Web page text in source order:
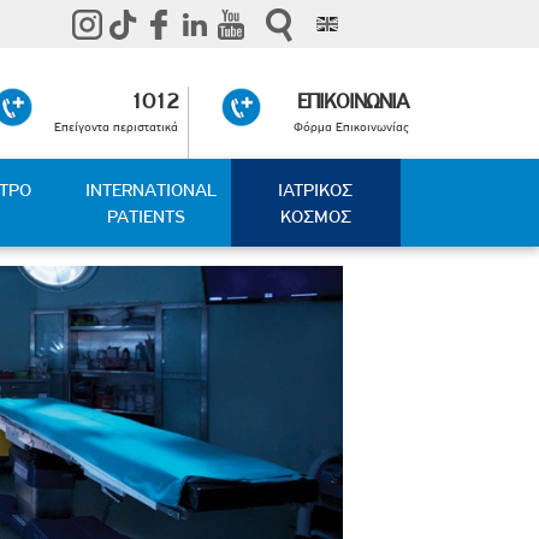
1012
Επείγοντα περιστατικά
ΕΠΙΚΟΙΝΩΝΙΑ
Φόρμα Επικοινωνίας
INTERNATIONAL
PATIENTS
ΙΑΤΡΙΚΟΣ
ΚΟΣΜΟΣ